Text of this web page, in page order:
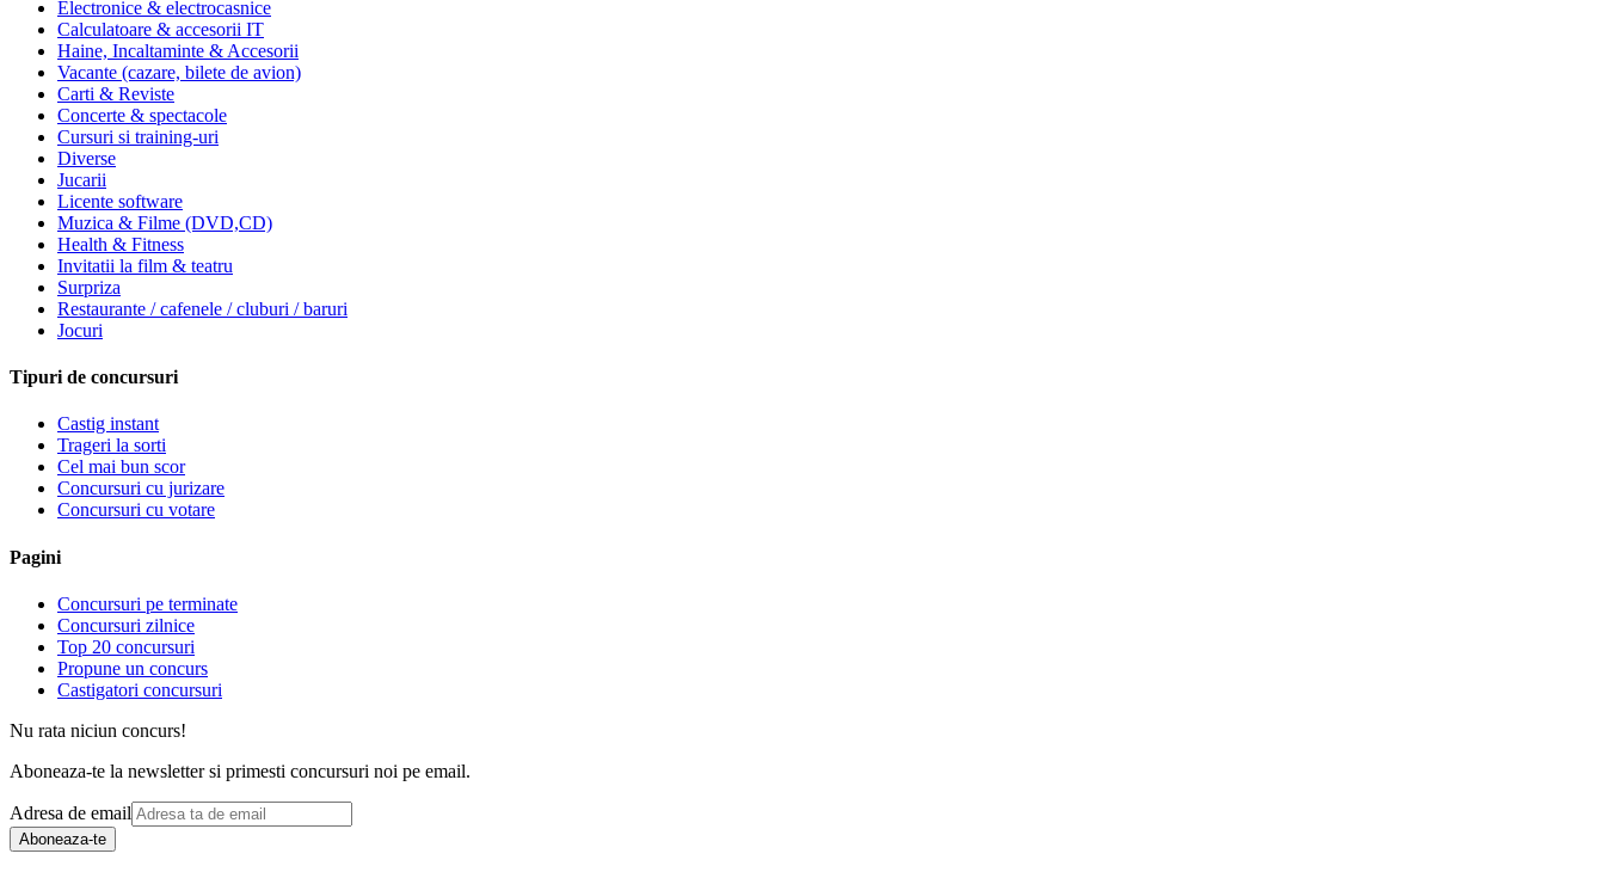
Electronice & electrocasnice
Calculatoare & accesorii IT
Haine, Incaltaminte & Accesorii
Vacante (cazare, bilete de avion)
Carti & Reviste
Concerte & spectacole
Cursuri si training-uri
Diverse
Jucarii
Licente software
Muzica & Filme (DVD,CD)
Health & Fitness
Invitatii la film & teatru
Surpriza
Restaurante / cafenele / cluburi / baruri
Jocuri
Tipuri de concursuri
Castig instant
Trageri la sorti
Cel mai bun scor
Concursuri cu jurizare
Concursuri cu votare
Pagini
Concursuri pe terminate
Concursuri zilnice
Top 20 concursuri
Propune un concurs
Castigatori concursuri
Nu rata niciun concurs!
Aboneaza-te la newsletter si primesti concursuri noi pe email.
Adresa de email
Aboneaza-te